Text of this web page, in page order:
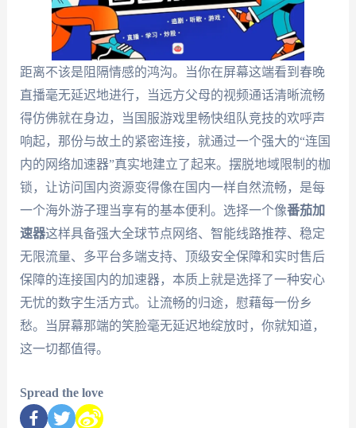
距离不该是阻隔情感的鸿沟。当你在屏幕这端看到春晚
直播毫无延迟地进行，当远方父母的视频通话清晰流畅
得仿佛就在身边，当国服游戏里畅快组队竞技的欢呼声
响起，那份与故土的紧密连接，就通过一个强大的“连国
内的网络加速器”真实地建立了起来。摆脱地域限制的枷
锁，让访问国内资源变得像在国内一样自然流畅，是每
一个海外游子理当享有的基本便利。选择一个像番茄加
速器这样具备强大全球节点网络、智能线路推荐、稳定
无限流量、多平台多端支持、顶级安全保障和实时售后
保障的连接国内的加速器，本质上就是选择了一种安心
无忧的数字生活方式。让流畅的归途，慰藉每一份乡
愁。当屏幕那端的笑脸毫无延迟地绽放时，你就知道，
这一切都值得。
Spread the love